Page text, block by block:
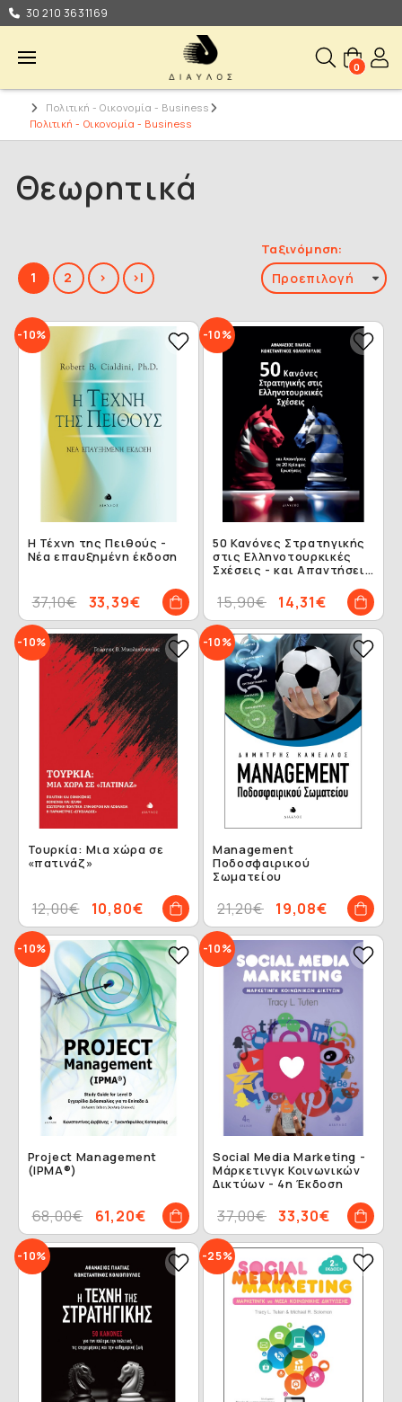
30 210 3631169
0
Πολιτική - Οικονομία - Business
Πολιτική - Οικονομία - Business
Θεωρητικά
1 2 > >|
Ταξινόμηση:
-10%
Η Τέχνη της Πειθούς -
Νέα επαυξημένη έκδοση
33,39€
37,10€
-10%
50 Κανόνες Στρατηγικής
στις Ελληνοτουρκικές
Σχέσεις - και Απαντήσεις
Ερωτήσεις14,31€
15,90€
-10%
Τουρκία: Μια χώρα σε
«πατινάζ»
10,80€
12,00€
-10%
Management
Ποδοσφαιρικού
Σωματείου
19,08€
21,20€
-10%
Project Management
(IPMA®)
61,20€
68,00€
-10%
Social Media Marketing -
Μάρκετινγκ Κοινωνικών
Δικτύων - 4η Έκδοση
33,30€
37,00€
-10% -25%